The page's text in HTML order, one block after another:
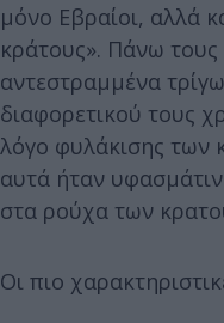
μόνο Εβραίοι, αλλά
κράτους». Πάνω
αντεστραμμένα
διαφορετικού τους
λόγο φυλάκισης των
αυτά ήταν
στα ρούχα των
Οι πιο